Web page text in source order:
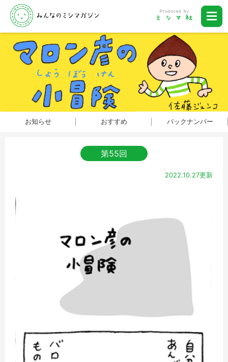
お知らせ おすすめ バックナンバー
第55回
2022.10.27更新